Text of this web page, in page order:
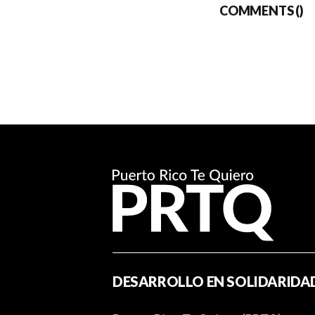
COMMENTS ()
DESARROLLO EN